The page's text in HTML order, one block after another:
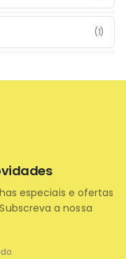
(1)
especiais e ofertas
a nossa